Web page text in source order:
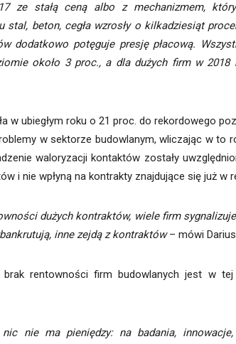
ze stałą ceną albo z mechanizmem,
stal, beton, cegła wzrosły o kilkadziesiąt
dodatkowo potęguje presję płacową.
około 3 proc., a dla dużych firm w 2018
w ubiegłym roku o 21 proc. do rekordowego
w sektorze budowlanym, wliczając w to
waloryzacji kontaktów zostały
i nie wpłyną na kontrakty znajdujące się już w
dużych kontraktów, wiele firm
inne zejdą z kontraktów– mówi
rentowności firm budowlanych jest w tej
nie ma pieniędzy: na badania,